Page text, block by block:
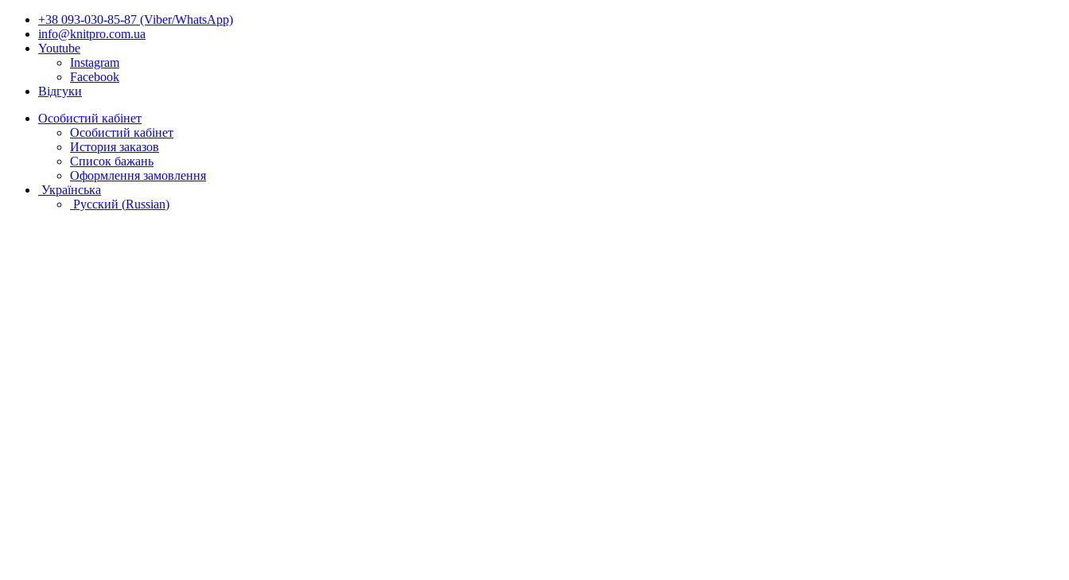
+38 093-030-85-87 (Viber/WhatsApp)
info@knitpro.com.ua
Youtube
Instagram
Facebook
Відгуки
Особистий кабінет
Особистий кабінет
История заказов
Список бажань
Оформлення замовлення
Українська
Русский (Russian)